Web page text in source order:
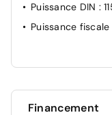
Puissance DIN :
Puissance fiscale
Financement